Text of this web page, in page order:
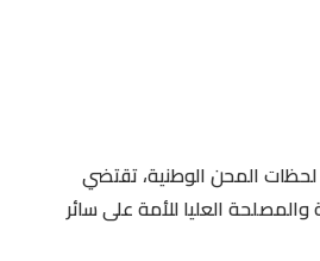
المحن الوطنية، تقتضي
العليا للأمة على سائر